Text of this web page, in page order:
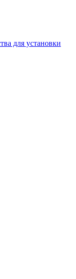
для установки